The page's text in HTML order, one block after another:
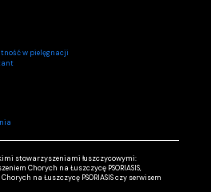
w pielęgnacji
stowarzyszeniami łuszczycowymi:
Chorych na Łuszczycę PSORIASIS,
na Łuszczycę PSORIASIS czy serwisem